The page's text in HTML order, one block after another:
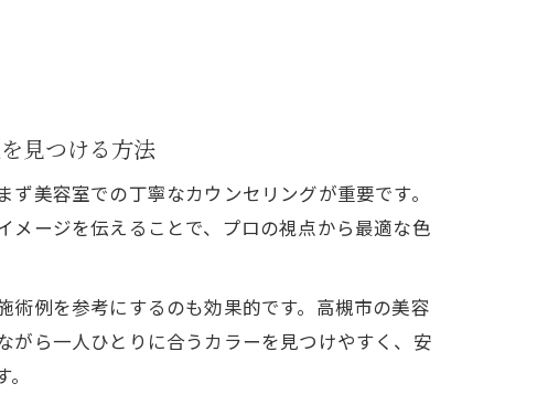
見つける方法
美容室での丁寧なカウンセリングが重要です。
メージを伝えることで、プロの視点から最適な色
術例を参考にするのも効果的です。高槻市の美容
がら一人ひとりに合うカラーを見つけやすく、安